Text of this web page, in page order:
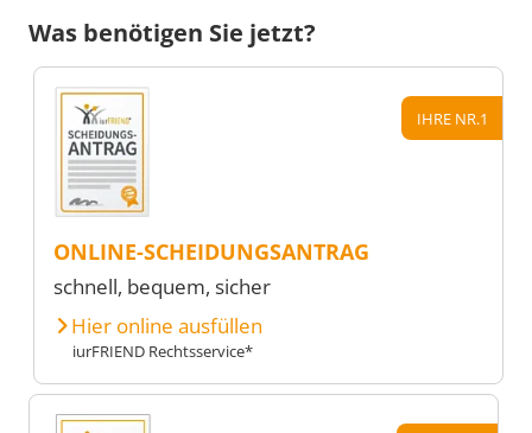
Was benötigen Sie jetzt?
IHRE NR.1
ONLINE-SCHEIDUNGSANTRAG
schnell, bequem, sicher
Hier online ausfüllen
iurFRIEND Rechtsservice*